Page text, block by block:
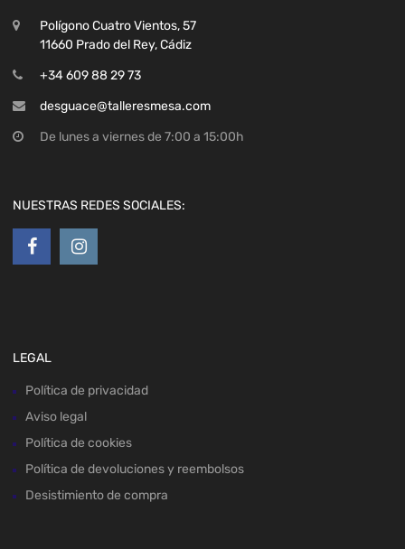
Polígono Cuatro Vientos, 57
11660 Prado del Rey, Cádiz
+34 609 88 29 73
desguace@talleresmesa.com
De lunes a viernes de 7:00 a 15:00h
NUESTRAS REDES SOCIALES:
LEGAL
Política de privacidad
Aviso legal
Política de cookies
Política de devoluciones y reembolsos
Desistimiento de compra